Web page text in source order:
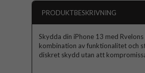
PRODUKTBESKRIVNING
Skydda din iPhone 13 med
kombination av funktionalitet och
diskret skydd utan att